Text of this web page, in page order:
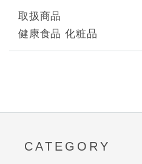
取扱商品
健康食品 化粧品
CATEGORY